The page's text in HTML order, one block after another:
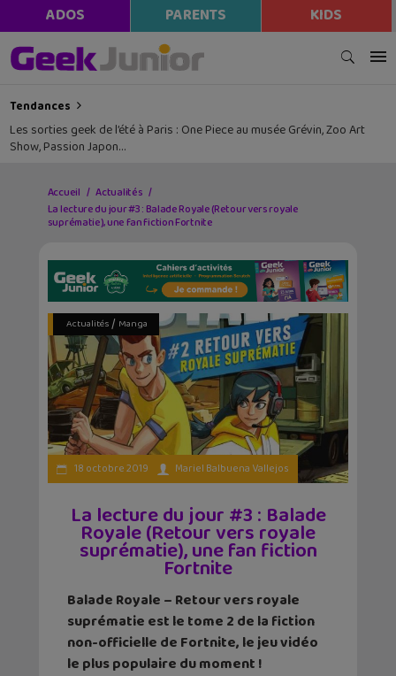
ADOS PARENTS KIDS
Tendances
Les sorties geek de l’été à Paris : One Piece au musée Grévin, Zoo Art
Show, Passion Japon…
Accueil
Actualités
La lecture du jour #3 : Balade Royale (Retour vers royale
suprématie), une fan fiction Fortnite
Actualités/ Manga
18 octobre 2019 Mariel Balbuena Vallejos
La lecture du jour #3 : Balade
Royale (Retour vers royale
suprématie), une fan fiction
Fortnite
Balade Royale – Retour vers royale
suprématie est le tome 2 de la fiction
non-officielle de Fortnite, le jeu vidéo
le plus populaire du moment !